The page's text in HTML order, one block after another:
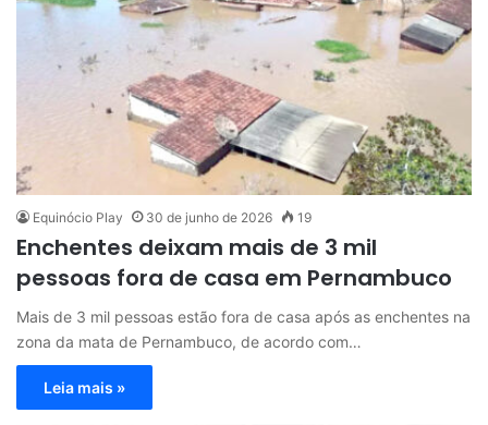
Equinócio Play 30 de junho de 2026 19
Enchentes deixam mais de 3 mil
pessoas fora de casa em Pernambuco
Mais de 3 mil pessoas estão fora de casa após as enchentes na
zona da mata de Pernambuco, de acordo com…
Leia mais »